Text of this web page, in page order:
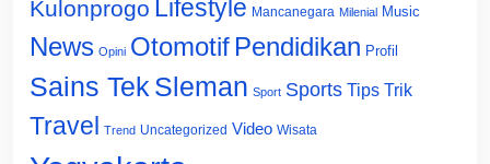
Kulonprogo Lifestyle Mancanegara Milenial Music
News Opini Otomotif Pendidikan Profil
Sains Tek Sleman Sport Sports Tips Trik
Travel Trend Uncategorized Video Wisata